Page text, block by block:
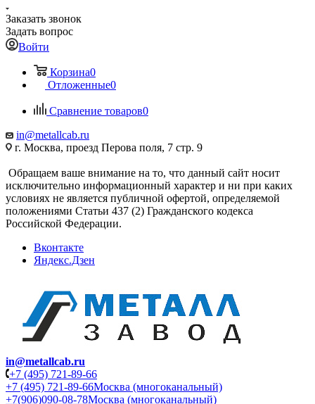
Заказать звонок
Задать вопрос
Войти
Корзина0
Отложенные0
Сравнение товаров0
in@metallcab.ru
г. Москва, проезд Перова поля, 7 стр. 9
Обращаем ваше внимание на то, что данный сайт носит
исключительно информационный характер и ни при каких
условиях не является публичной офертой, определяемой
положениями Статьи 437 (2) Гражданского кодекса
Российской Федерации.
Вконтакте
Яндекс.Дзен
in@metallcab.ru
+7 (495) 721-89-66
+7 (495) 721-89-66Москва (многоканальный)
+7(906)090-08-78Москва (многоканальный)